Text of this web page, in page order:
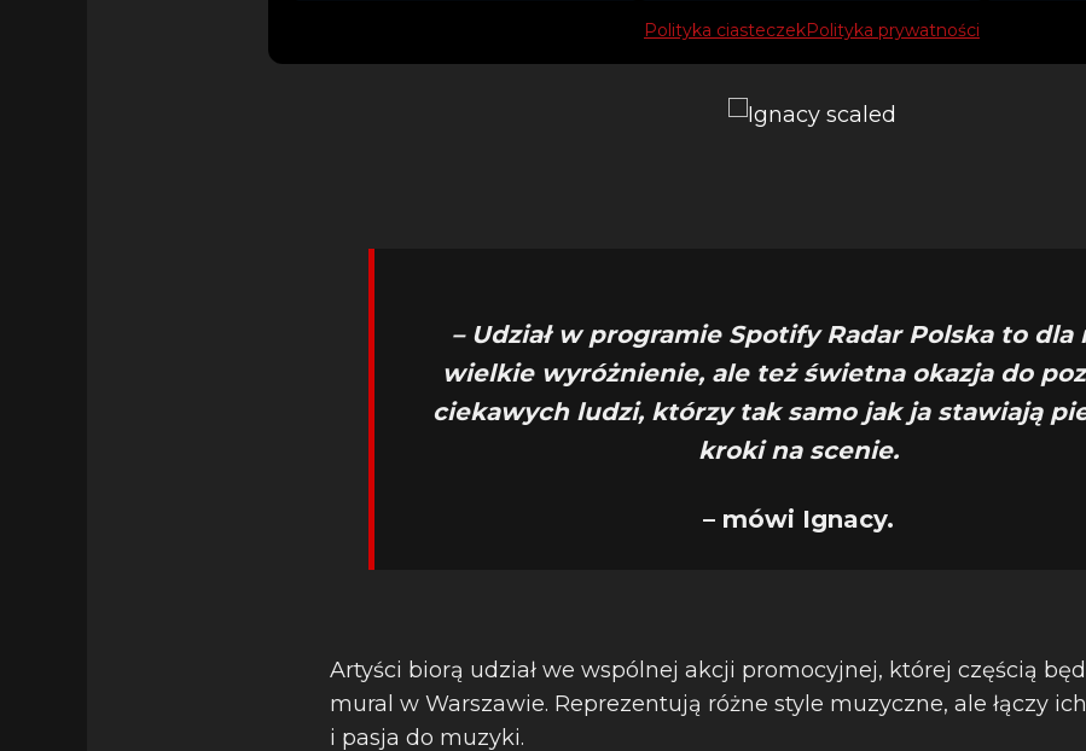
Polityka ciasteczekPolityka prywatności
– Udział w programie Spotify Radar Polska to dla
wielkie wyróżnienie, ale też świetna okazja do
ciekawych ludzi, którzy tak samo jak ja stawiają
kroki na scenie.
– mówi Ignacy.
Artyści biorą udział we wspólnej akcji promocyjnej, której częścią
mural w Warszawie. Reprezentują różne style muzyczne, ale łączy
i pasja do muzyki.